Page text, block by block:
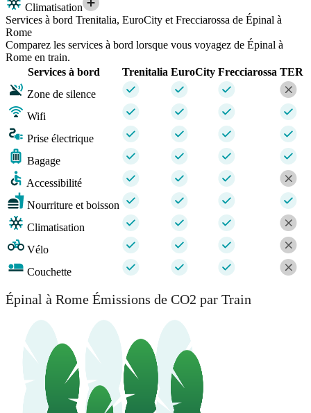
Climatisation
Services à bord Trenitalia, EuroCity et Frecciarossa de Épinal à
Rome
Comparez les services à bord lorsque vous voyagez de Épinal à
Rome en train.
Services à bord
Trenitalia EuroCity Frecciarossa TER
Zone de silence
Wifi
Prise électrique
Bagage
Accessibilité
Nourriture et boisson
Climatisation
Vélo
Couchette
Épinal à Rome Émissions de CO2 par Train